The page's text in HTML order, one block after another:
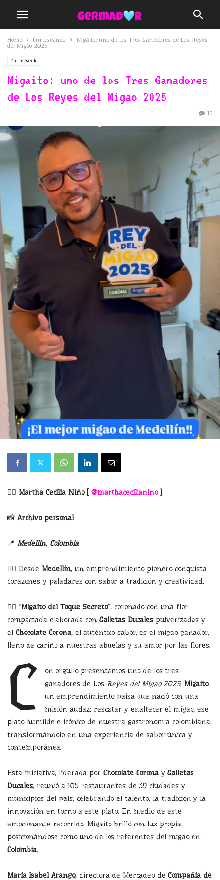
Home Curioseando
Migaito: uno de los Tres Ganadores de Los Reyes
del Migao 2025
Curioseando
Migaito: uno de los Tres Ganadores
de Los Reyes del Migao 2025
15
✍🏻 Martha Cecilia Niño[ @marthacecilianino]
📸 Archivo personal
📍 Medellín, Colombia
👉🏻 Desde Medellín, un emprendimiento pionero conquista
corazones y paladares con sabor a tradición y creatividad.
👉🏻 “Migaito del Toque Secreto”, coronado con una flor
compactada elaborada con Galletas Ducalespulverizadas y
el Chocolate Corona, el auténtico sabor, es el migao ganador,
lleno de cariño a nuestras abuelas y su amor por las flores.
C
on orgullo presentamos uno de los tres
ganadores de Los Reyes del Migao 2025: Migaito,
un emprendimiento paisa que nació con una
misión audaz: rescatar y enaltecer el migao, ese
plato humilde e icónico de nuestra gastronomía colombiana,
transformándolo en una experiencia de sabor única y
contemporánea.
Esta iniciativa, liderada por Chocolate Corona y Galletas
Ducales, reunió a 105 restaurantes de 39 ciudades y
municipios del país, celebrando el talento, la tradición y la
innovación en torno a este plato. En medio de este
emocionante recorrido, Migaito brilló con luz propia,
posicionándose como uno de los referentes del migao en
Colombia.
María Isabel Arango, directora de Mercadeo de Compañía de